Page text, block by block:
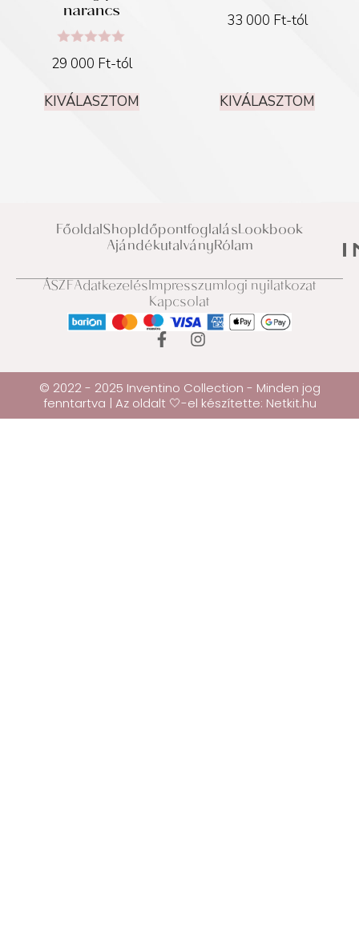
narancs
Értékelés:
5.00
29 000 Ft-tól
KIVÁLASZTOM
33 000 Ft-tól
KIVÁLASZTOM
FőoldalShopIdőpontfoglalásLookbook
AjándékutalványRólam
ÁSZFAdatkezelésImpresszumJogi nyilatkozat
Kapcsolat
© 2022 - 2025 Inventino Collection - Minden jog
fenntartva | Az oldalt 🤍-el készítette: Netkit.hu